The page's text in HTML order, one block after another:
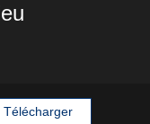
Télécharger